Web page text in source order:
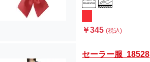
￥345(税込)
セーラー服 18528